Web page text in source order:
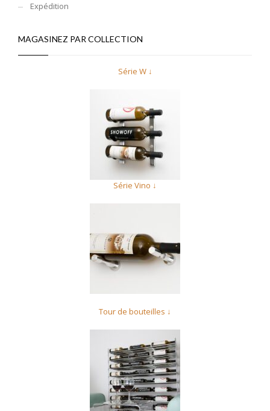
Expédition
MAGASINEZ PAR COLLECTION
Série W ↓
Série Vino ↓
Tour de bouteilles ↓